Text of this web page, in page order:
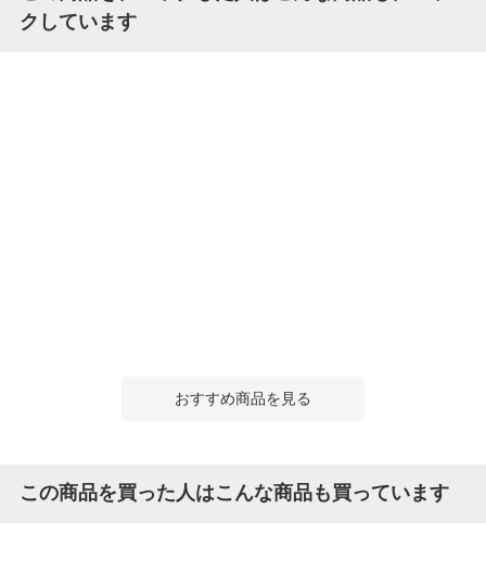
クしています
おすすめ商品を見る
この商品を買った人はこんな商品も買っています